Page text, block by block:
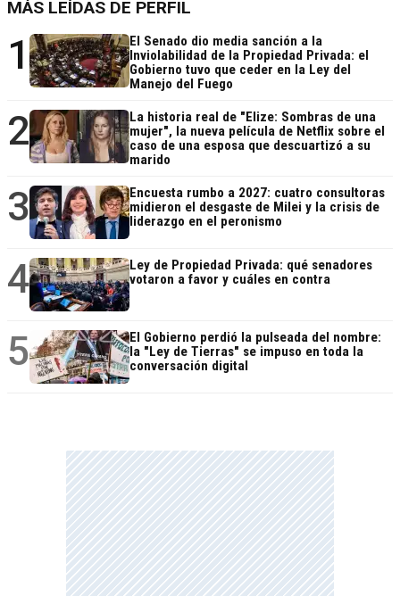
MÁS LEÍDAS DE PERFIL
1
El Senado dio media sanción a la
Inviolabilidad de la Propiedad Privada: el
Gobierno tuvo que ceder en la Ley del
Manejo del Fuego
2
La historia real de "Elize: Sombras de una
mujer", la nueva película de Netflix sobre el
caso de una esposa que descuartizó a su
marido
3
Encuesta rumbo a 2027: cuatro consultoras
midieron el desgaste de Milei y la crisis de
liderazgo en el peronismo
4
Ley de Propiedad Privada: qué senadores
votaron a favor y cuáles en contra
5
El Gobierno perdió la pulseada del nombre:
la "Ley de Tierras" se impuso en toda la
conversación digital